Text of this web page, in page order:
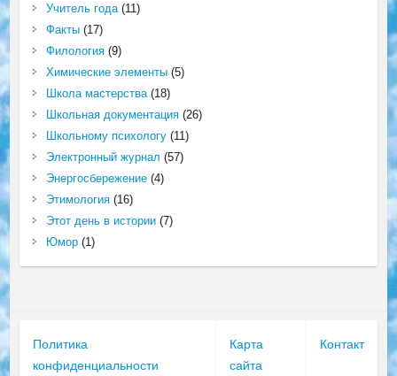
Учитель года(11)
Факты(17)
Филология(9)
Химические элементы(5)
Школа мастерства(18)
Школьная документация(26)
Школьному психологу(11)
Электронный журнал (57)
Энергосбережение(4)
Этимология(16)
Этот день в истории(7)
Юмор(1)
Политика
конфиденциальности
Карта
сайта
Контакт